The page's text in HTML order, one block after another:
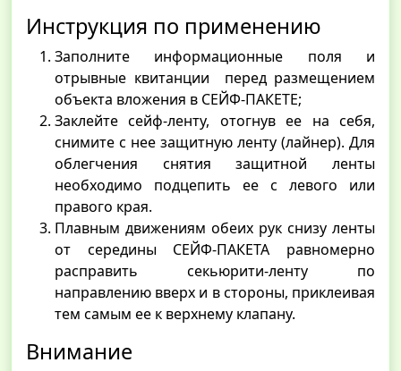
Инструкция по применению
Заполните информационные поля и
отрывные квитанции перед размещением
объекта вложения в СЕЙФ-ПАКЕТЕ;
Заклейте сейф-ленту, отогнув ее на себя,
снимите с нее защитную ленту (лайнер). Для
облегчения снятия защитной ленты
необходимо подцепить ее с левого или
правого края.
Плавным движениям обеих рук снизу ленты
от середины СЕЙФ-ПАКЕТА равномерно
расправить секьюрити-ленту по
направлению вверх и в стороны, приклеивая
тем самым ее к верхнему клапану.
Внимание